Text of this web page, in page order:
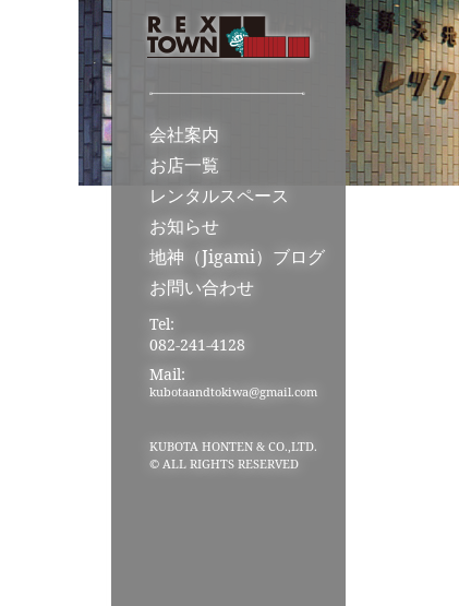
会社案内
お店一覧
レンタルスペース
お知らせ
地神（Jigami）ブログ
お問い合わせ
Tel:
082-241-4128
Mail:
kubotaandtokiwa@gmail.com
KUBOTA HONTEN & CO.,LTD.
© ALL RIGHTS RESERVED